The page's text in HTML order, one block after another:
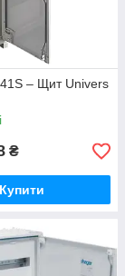
– Щит Univers
₴
Купити